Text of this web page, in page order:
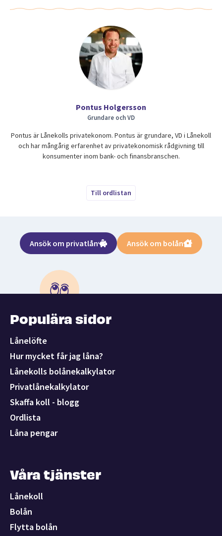
Pontus Holgersson
Grundare och VD
Pontus är Lånekolls privatekonom. Pontus är grundare, VD i Lånekoll
och har mångårig erfarenhet av privatekonomisk rådgivning till
konsumenter inom bank- och finansbranschen.
Till ordlistan
Ansök om privatlån Ansök om bolån
Populära sidor
Lånelöfte
Hur mycket får jag låna?
Lånekolls bolånekalkylator
Privatlånekalkylator
Skaffa koll - blogg
Ordlista
Låna pengar
Våra tjänster
Lånekoll
Bolån
Flytta bolån